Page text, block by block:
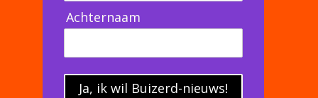
Achternaam
Ja, ik wil Buizerd-nieuws!